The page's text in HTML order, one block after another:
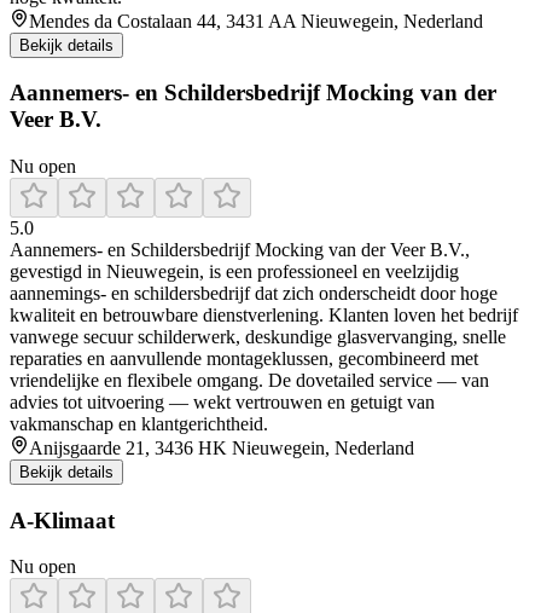
Mendes da Costalaan 44, 3431 AA Nieuwegein, Nederland
Bekijk details
Aannemers- en Schildersbedrijf Mocking van der
Veer B.V.
Nu open
5.0
Aannemers‑ en Schildersbedrijf Mocking van der Veer B.V.,
gevestigd in Nieuwegein, is een professioneel en veelzijdig
aannemings‑ en schildersbedrijf dat zich onderscheidt door hoge
kwaliteit en betrouwbare dienstverlening. Klanten loven het bedrijf
vanwege secuur schilderwerk, deskundige glasvervanging, snelle
reparaties en aanvullende montageklussen, gecombineerd met
vriendelijke en flexibele omgang. De dovetailed service — van
advies tot uitvoering — wekt vertrouwen en getuigt van
vakmanschap en klantgerichtheid.
Anijsgaarde 21, 3436 HK Nieuwegein, Nederland
Bekijk details
A-Klimaat
Nu open